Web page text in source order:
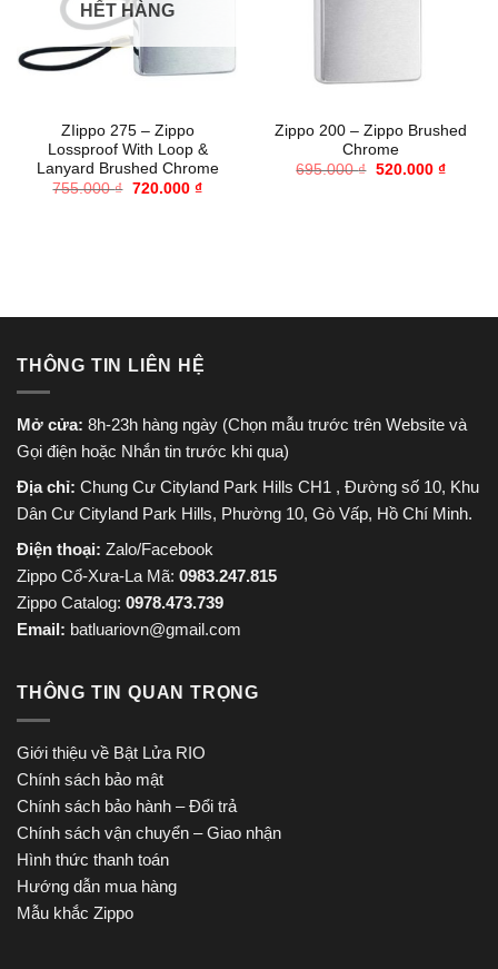
HẾT HÀNG
ZIippo 275 – Zippo
Lossproof With Loop &
Lanyard Brushed Chrome
755.000₫ Giá
720.000 ₫Giá
Zippo 200 – Zippo Brushed
Chrome
695.000₫ Giá
520.000 ₫Giá
THÔNG TIN LIÊN HỆ
Mở cửa: 8h-23h hàng ngày (Chọn mẫu trước trên Website và
Gọi điện hoặc Nhắn tin trước khi qua)
Địa chỉ: Chung Cư Cityland Park Hills CH1 , Đường số 10, Khu
Dân Cư Cityland Park Hills, Phường 10, Gò Vấp, Hồ Chí Minh.
Điện thoại: Zalo/Facebook
Zippo Cổ-Xưa-La Mã: 0983.247.815
Zippo Catalog: 0978.473.739
Email: batluariovn@gmail.com
THÔNG TIN QUAN TRỌNG
Giới thiệu về Bật Lửa RIO
Chính sách bảo mật
Chính sách bảo hành – Đổi trả
Chính sách vận chuyển – Giao nhận
Hình thức thanh toán
Hướng dẫn mua hàng
Mẫu khắc Zippo